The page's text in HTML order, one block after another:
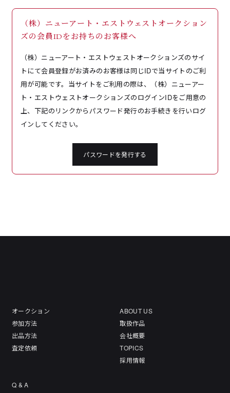
（株）ニューアート・エストウェストオークション
ズの会員IDをお持ちのお客様へ
（株）ニューアート・エストウェストオークションズのサイ
トにて会員登録がお済みのお客様は同じIDで当サイトのご利
用が可能です。当サイトをご利用の際は、（株）ニューアー
ト・エストウェストオークションズのログインIDをご用意の
上、下記のリンクからパスワード発行のお手続きを行いログ
インしてください。
パスワードを発行する
オークション
参加方法
出品方法
査定依頼
ABOUT US
取扱作品
会社概要
TOPICS
採用情報
Q & A